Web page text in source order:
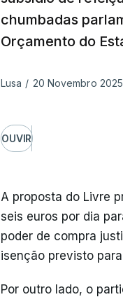
chumbadas
Orçamento do
Lusa / 20 Novembro
OUVIR
A proposta do Livre
seis euros por dia
poder de compra
isenção previsto
Por outro lado, o